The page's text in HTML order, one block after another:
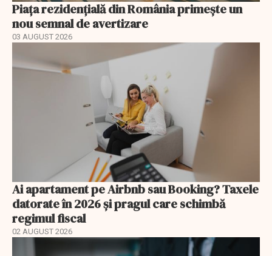
Piața rezidențială din România primește un
nou semnal de avertizare
03 AUGUST 2026
Ai apartament pe Airbnb sau Booking? Taxele
datorate în 2026 și pragul care schimbă
regimul fiscal
02 AUGUST 2026